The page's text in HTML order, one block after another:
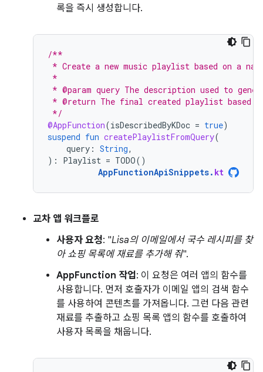
록을 즉시 생성합니다.
/**
* Create a new music playlist based on a
*
* @param query The description used to
* @return The final created playlist based
*/
@AppFunction(isDescribedByKDoc = true)
suspend fun createPlaylistFromQuery(
query : String,
):
Playlist = TODO()
AppFunctionApiSnippets. kt
교차 앱 워크플로
사용자 요청: "Lisa의 이메일에서 국수 레시피를 찾
아 쇼핑 목록에 재료를 추가해 줘".
AppFunction 작업: 이 요청은 여러 앱의 함수를
사용합니다. 먼저 호출자가 이메일 앱의 검색 함수
를 사용하여 콘텐츠를 가져옵니다. 그런 다음 관련
재료를 추출하고 쇼핑 목록 앱의 함수를 호출하여
사용자 목록을 채웁니다.